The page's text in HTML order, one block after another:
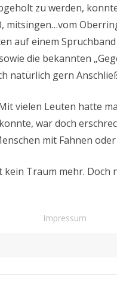
zu werden,
mitsingen…vom
auf einem
die bekannten
natürlich gern
vielen Leuten hatte
war doch
mit Fahnen
kein Traum mehr. Doch
Impressum